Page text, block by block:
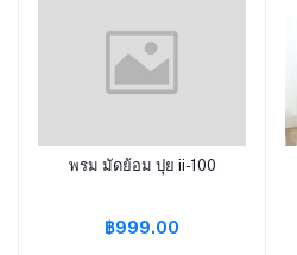
หยิบใส่ตะกร้าพรม มัดย้อม ปุย ii-100
฿999.00